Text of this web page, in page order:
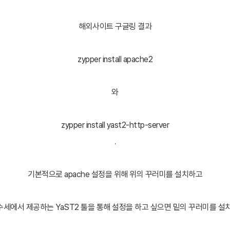
해외사이트 구글링 결과
zypper install apache2
와
zypper install yast2-http-server
.
기본적으로 apache 설정을 위해 위의 꾸러미를 설치하고
세에서 제공하는 YaST2 툴을 통해 설정을 하고 싶으면 밑의 꾸러미를 설